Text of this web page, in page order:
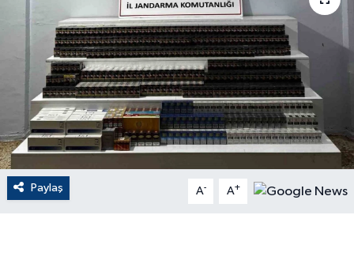
Paylaş A- A+
Dış Haberler
Dünya
EĞİTİM
EKONOMİ
English News